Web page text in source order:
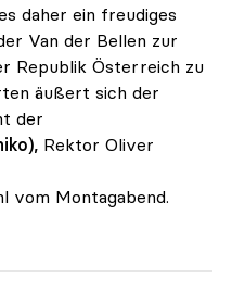
daher ein freudiges
Van der Bellen zur
Republik Österreich zu
äußert sich der
der
Rektor Oliver
vom Montagabend.